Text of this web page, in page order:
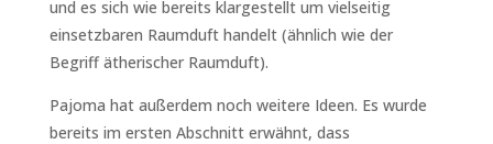
und es sich wie bereits klargestellt um vielseitig
einsetzbaren Raumduft handelt (ähnlich wie der
Begriff ätherischer Raumduft).
Pajoma hat außerdem noch weitere Ideen. Es wurde
bereits im ersten Abschnitt erwähnt, dass